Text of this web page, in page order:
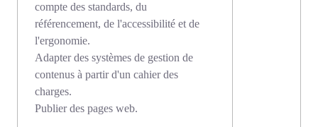
compte des standards, du
référencement, de l'accessibilité et de
l'ergonomie.
Adapter des systèmes de gestion de
contenus à partir d'un cahier des
charges.
Publier des pages web.